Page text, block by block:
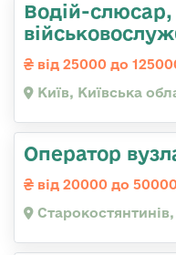
Водій-слюсаp,
від 25000 до
Київ, Київська
Оператор
від 20000 до